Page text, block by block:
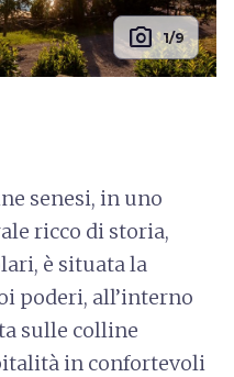
photo_camera 1/9
senesi, in uno
ricco di storia,
è situata la
poderi, all’interno
sulle colline
in confortevoli